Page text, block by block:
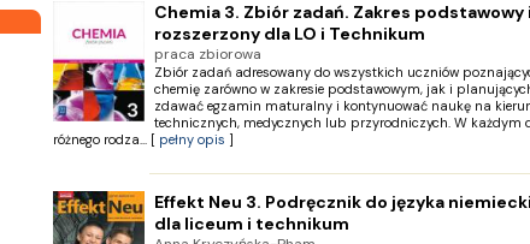
Chemia 3. Zbiór zadań. Zakres podstawowy i
rozszerzony dla LO i Technikum
praca zbiorowa
Zbiór zadań adresowany do wszystkich uczniów
chemię zarówno w zakresie podstawowym, jak i
zdawać egzamin maturalny i kontynuować naukę na
technicznych, medycznych lub przyrodniczych. W każdym
różnego rodza... [ pełny opis ]
Effekt Neu 3. Podręcznik do języka
dla liceum i technikum